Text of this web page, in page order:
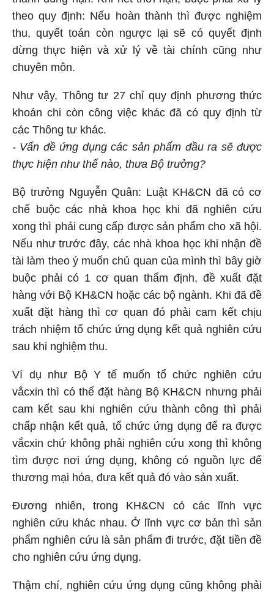
theo quy định: Nếu hoàn thành thì được nghiệm
thu, quyết toán còn ngược lại sẽ có quyết định
dừng thực hiện và xử lý về tài chính cũng như
chuyên môn.
Như vậy, Thông tư 27 chỉ quy định phương thức
khoán chi còn công việc khác đã có quy định từ
các Thông tư khác.
- Vấn đề ứng dụng các sản phẩm đầu ra sẽ được
thực hiện như thế nào, thưa Bộ trưởng?
Bộ trưởng Nguyễn Quân: Luật KH&CN đã có cơ
chế buộc các nhà khoa học khi đã nghiên cứu
xong thì phải cung cấp được sản phẩm cho xã hội.
Nếu như trước đây, các nhà khoa học khi nhận đề
tài làm theo ý muốn chủ quan của mình thì bây giờ
buộc phải có 1 cơ quan thẩm định, đề xuất đặt
hàng với Bộ KH&CN hoặc các bộ ngành. Khi đã đề
xuất đặt hàng thì cơ quan đó phải cam kết chịu
trách nhiệm tổ chức ứng dụng kết quả nghiên cứu
sau khi nghiệm thu.
Ví dụ như Bộ Y tế muốn tổ chức nghiên cứu
vắcxin thì có thể đặt hàng Bộ KH&CN nhưng phải
cam kết sau khi nghiên cứu thành công thì phải
chấp nhận kết quả, tổ chức ứng dụng để ra được
vắcxin chứ không phải nghiên cứu xong thì không
tìm được nơi ứng dụng, không có nguồn lực để
thương mại hóa, đưa kết quả đó vào sản xuất.
Đương nhiên, trong KH&CN có các lĩnh vực
nghiên cứu khác nhau. Ở lĩnh vực cơ bản thì sản
phẩm nghiên cứu là sản phẩm đi trước, đặt tiền đề
cho nghiên cứu ứng dụng.
Thậm chí, nghiên cứu ứng dụng cũng không phải